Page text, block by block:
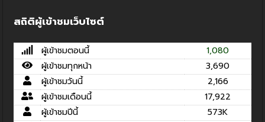
สถิติผู้เข้าชมเว็บไซต์
ผู้เข้าชมตอนนี้
1,080
ผู้เข้าชมทุกหน้า
3,690
ผู้เข้าชมวันนี้
2,166
ผู้เข้าชมเดือนนี้
17,922
ผู้เข้าชมปีนี้
573K